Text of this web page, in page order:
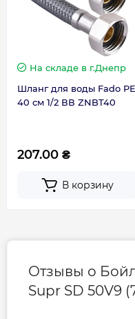
ТЭН
Управление
Форма
Глубина, мм
На складе в г.Днепр
Шланг для воды Fado PE
40 см 1/2 ВВ ZNBT40
207.00 ₴
В корзину
Отзывы о
Supr SD 50V9